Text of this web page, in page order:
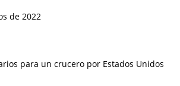
de 2022
para un crucero por Estados Unidos